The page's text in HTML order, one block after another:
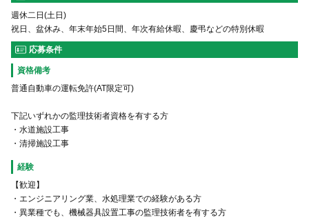
週休二日(土日)
祝日、盆休み、年末年始5日間、年次有給休暇、慶弔などの特別休暇
応募条件
資格備考
普通自動車の運転免許(AT限定可)
下記いずれかの監理技術者資格を有する方
・水道施設工事
・清掃施設工事
経験
【歓迎】
・エンジニアリング業、水処理業での経験がある方
・異業種でも、機械器具設置工事の監理技術者を有する方